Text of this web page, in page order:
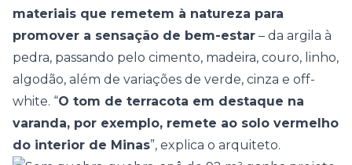
materiais que remetem à natureza para
promover a sensação de bem-estar – da argila à
pedra, passando pelo cimento, madeira, couro, linho,
algodão, além de variações de verde, cinza e off-
white. “O tom de terracota em destaque na
varanda, por exemplo, remete ao solo vermelho
do interior de Minas”, explica o arquiteto.